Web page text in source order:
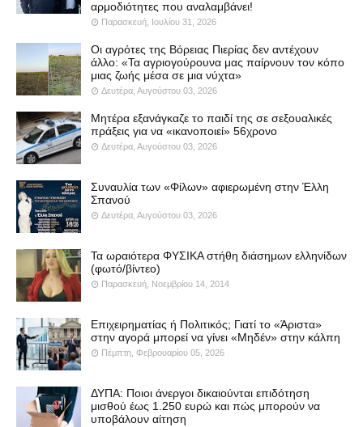
αρμοδιότητες που αναλαμβάνει!
Παρασκευή, Ιουλίου 31, 2026
Οι αγρότες της Βόρειας Πιερίας δεν αντέχουν
άλλο: «Τα αγριογούρουνα μας παίρνουν τον κόπο
μιας ζωής μέσα σε μια νύχτα»
Δευτέρα, Αυγούστου 03, 2026
Μητέρα εξανάγκαζε το παιδί της σε σεξουαλικές
πράξεις για να «ικανοποιεί» 56χρονο
Δευτέρα, Αυγούστου 03, 2026
Συναυλία των «Φίλων» αφιερωμένη στην Έλλη
Σπανού
Δευτέρα, Αυγούστου 03, 2026
Τα ωραιότερα ΦΥΣΙΚΑ στήθη διάσημων ελληνίδων
(φωτό/βίντεο)
Παρασκευή, Νοεμβρίου 14, 2014
Επιχειρηματίας ή Πολιτικός; Γιατί το «Άριστα»
στην αγορά μπορεί να γίνει «Μηδέν» στην κάλπη
Πέμπτη, Φεβρουαρίου 05, 2026
ΔΥΠΑ: Ποιοι άνεργοι δικαιούνται επιδότηση
μισθού έως 1.250 ευρώ και πώς μπορούν να
υποβάλουν αίτηση